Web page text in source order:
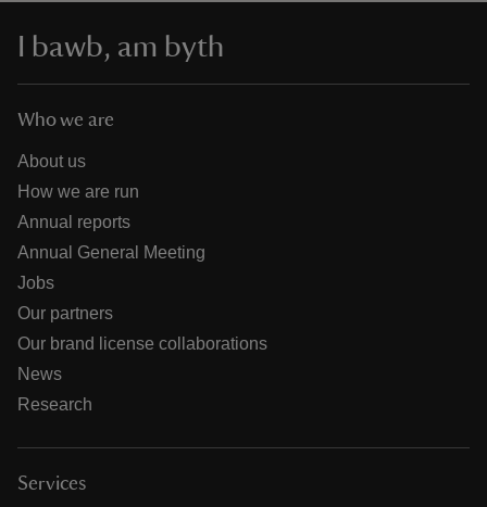
I bawb, am byth
Who we are
About us
How we are run
Annual reports
Annual General Meeting
Jobs
Our partners
Our brand license collaborations
News
Research
Services